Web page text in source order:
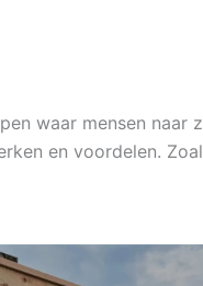
waar mensen naar
en voordelen.